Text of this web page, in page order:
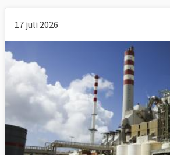
17 juli 2026